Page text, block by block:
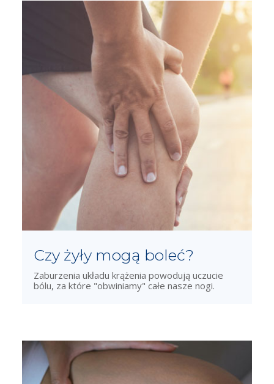
Czy żyły mogą boleć?
Zaburzenia układu krążenia powodują uczucie
bólu, za które "obwiniamy" całe nasze nogi.